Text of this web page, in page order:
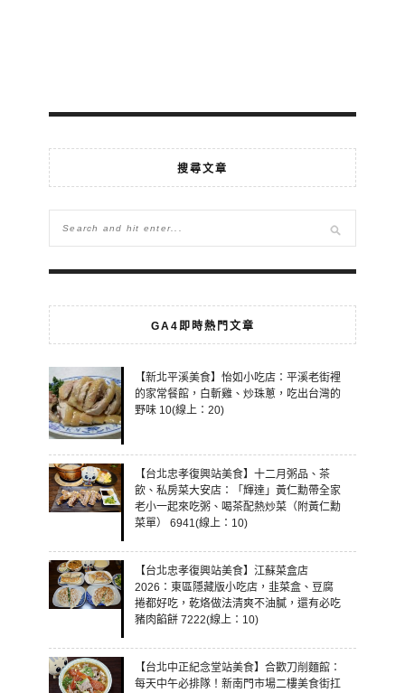
搜尋文章
GA4即時熱門文章
【新北平溪美食】怡如小吃店：平溪老街裡
的家常餐館，白斬雞、炒珠蔥，吃出台灣的
野味 10(線上：20)
【台北忠孝復興站美食】十二月粥品、茶
飲、私房菜大安店：「輝達」黃仁勳帶全家
老小一起來吃粥、喝茶配熱炒菜（附黃仁勳
菜單） 6941(線上：10)
【台北忠孝復興站美食】江蘇菜盒店
2026：東區隱藏版小吃店，韭菜盒、豆腐
捲都好吃，乾烙做法清爽不油膩，還有必吃
豬肉餡餅 7222(線上：10)
【台北中正紀念堂站美食】合歡刀削麵館：
每天中午必排隊！新南門市場二樓美食街扛